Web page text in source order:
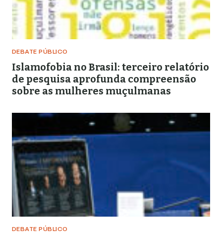
DEBATE PÚBLICO
Islamofobia no Brasil: terceiro relatório
de pesquisa aprofunda compreensão
sobre as mulheres muçulmanas
DEBATE PÚBLICO